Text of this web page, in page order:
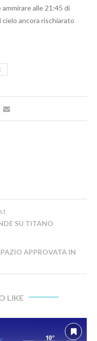
alle 21:45 di
ancora rischiarato
SU TITANO
APPROVATA IN
LIKE